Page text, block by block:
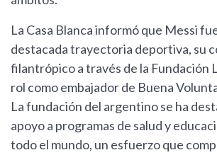
La Casa Blanca informó que Messi
destacada trayectoria deportiva, su
filantrópico a través de la Fundación
rol como embajador de Buena
La fundación del argentino se ha
apoyo a programas de salud y
todo el mundo, un esfuerzo que